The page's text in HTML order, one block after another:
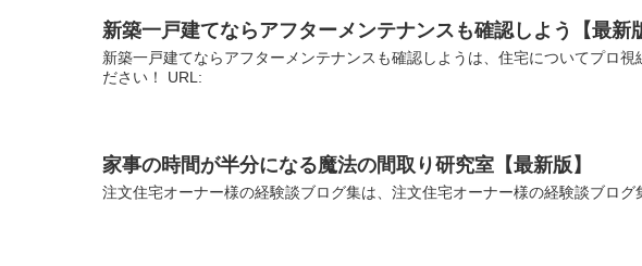
新築一戸建てならアフターメンテナンスも確認しよう【最新
新築一戸建てならアフターメンテナンスも確認しようは、住宅についてプロ
ださい！ URL:
家事の時間が半分になる魔法の間取り研究室【最新版】
注文住宅オーナー様の経験談ブログ集は、注文住宅オーナー様の経験談ブロ